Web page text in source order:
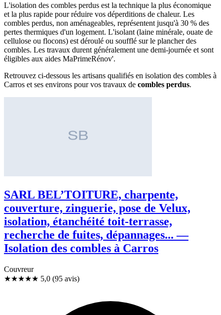
L'isolation des combles perdus est la technique la plus économique
et la plus rapide pour réduire vos déperditions de chaleur. Les
combles perdus, non aménageables, représentent jusqu'à 30 % des
pertes thermiques d'un logement. L'isolant (laine minérale, ouate de
cellulose ou flocons) est déroulé ou soufflé sur le plancher des
combles. Les travaux durent généralement une demi-journée et sont
éligibles aux aides MaPrimeRénov'.
Retrouvez ci-dessous les artisans qualifiés en isolation des combles à
Carros et ses environs pour vos travaux de combles perdus.
SARL BEL’TOITURE, charpente,
couverture, zinguerie, pose de Velux,
isolation, étanchéité toit-terrasse,
recherche de fuites, dépannages... —
Isolation des combles à Carros
Couvreur
★★★★★ 5,0 (95 avis)